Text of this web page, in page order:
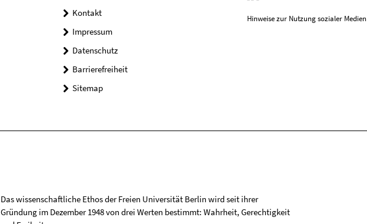
Kontakt
Impressum
Datenschutz
Barrierefreiheit
Sitemap
Hinweise zur Nutzung sozialer Medien
Das wissenschaftliche Ethos der Freien Universität Berlin wird seit ihrer
Gründung im Dezember 1948 von drei Werten bestimmt: Wahrheit, Gerechtigkeit